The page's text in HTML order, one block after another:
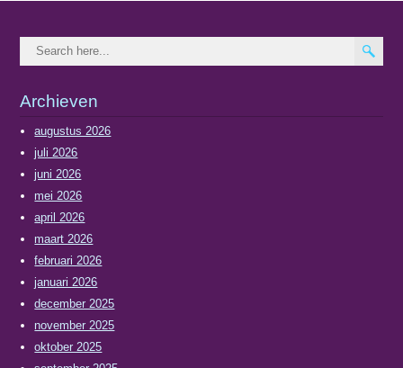
Archieven
augustus 2026
juli 2026
juni 2026
mei 2026
april 2026
maart 2026
februari 2026
januari 2026
december 2025
november 2025
oktober 2025